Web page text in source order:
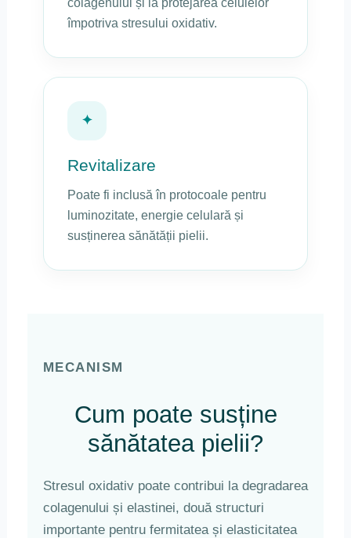
împotriva stresului oxidativ.
✦
Revitalizare
Poate fi inclusă în protocoale pentru
luminozitate, energie celulară și
susținerea sănătății pielii.
MECANISM
Cum poate susține
sănătatea pielii?
Stresul oxidativ poate contribui la degradarea
colagenului și elastinei, două structuri
importante pentru fermitatea și elasticitatea